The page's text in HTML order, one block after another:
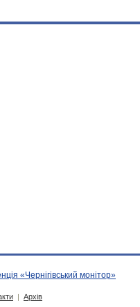
«Чернігівський монітор»
| Архів